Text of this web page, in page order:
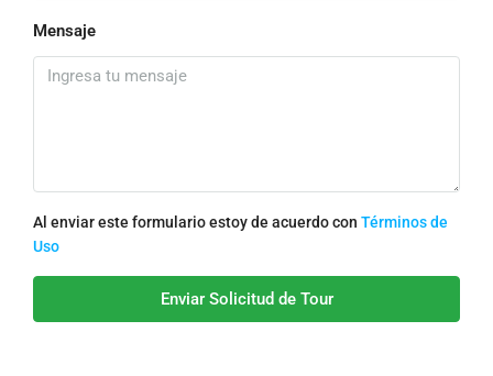
Mensaje
Al enviar este formulario estoy de acuerdo con Términos de
Uso
Enviar Solicitud de Tour